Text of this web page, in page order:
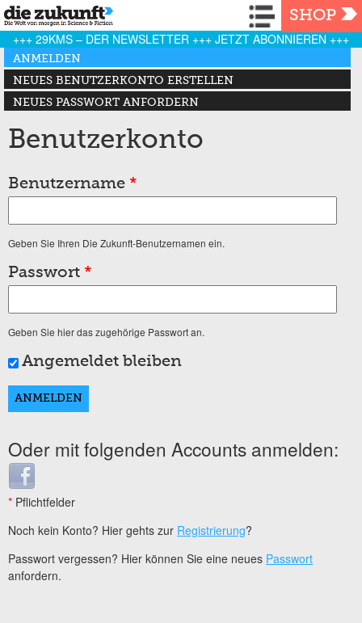
Navigation
SHOP
+++ 29KMS – DER NEWSLETTER +++ JETZT ABONNIEREN +++
Haupt-Reiter
ANMELDEN
(AKTIVER REITER)
NEUES BENUTZERKONTO ERSTELLEN
NEUES PASSWORT ANFORDERN
Benutzerkonto
Benutzername *
Geben Sie Ihren Die Zukunft-Benutzernamen ein.
Passwort *
Geben Sie hier das zugehörige Passwort an.
Angemeldet bleiben
Oder mit folgenden Accounts anmelden:
Login with Facebook
* Pflichtfelder
Noch kein Konto? Hier gehts zur Registrierung?
Passwort vergessen? Hier können Sie eine neues Passwort
anfordern.